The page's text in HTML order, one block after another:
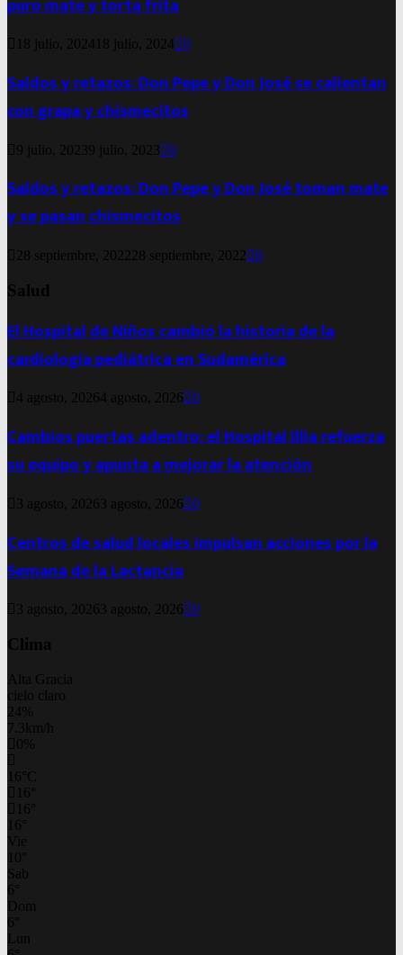
18 julio, 2024 18 julio, 2024 0
Saldos y retazos: Don Pepe y Don José se calientan
con grapa y chismecitos
9 julio, 20239 julio, 2023 0
Saldos y retazos: Don Pepe y Don José toman mate
y se pasan chismecitos
28 septiembre, 2022 28 septiembre, 2022 0
Salud
El Hospital de Niños cambió la historia de la
cardiología pediátrica en Sudamérica
4 agosto, 20264 agosto, 2026 0
Cambios puertas adentro: el Hospital Illia refuerza
su equipo y apunta a mejorar la atención
3 agosto, 2026 3 agosto, 2026 0
Centros de salud locales impulsan acciones por la
Semana de la Lactancia
3 agosto, 2026 3 agosto, 2026 0
Clima
Alta Gracia
cielo claro
24%
7.3km/h
0%
16 C
16
16
16
Vie
10
Sab
6
Dom
6
Lun